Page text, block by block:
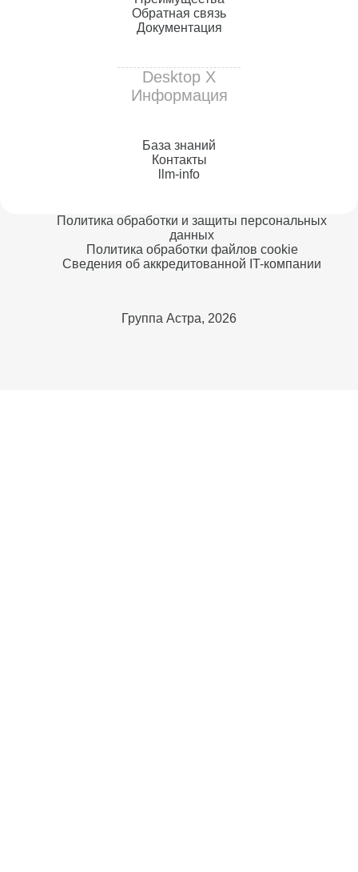
Обратная связь
Документация
Desktop X
Информация
База знаний
Контакты
llm-info
Группа Астра, 2026
Политика обработки и защиты персональных
данных
Политика обработки файлов сookie
Сведения об аккредитованной IT-компании